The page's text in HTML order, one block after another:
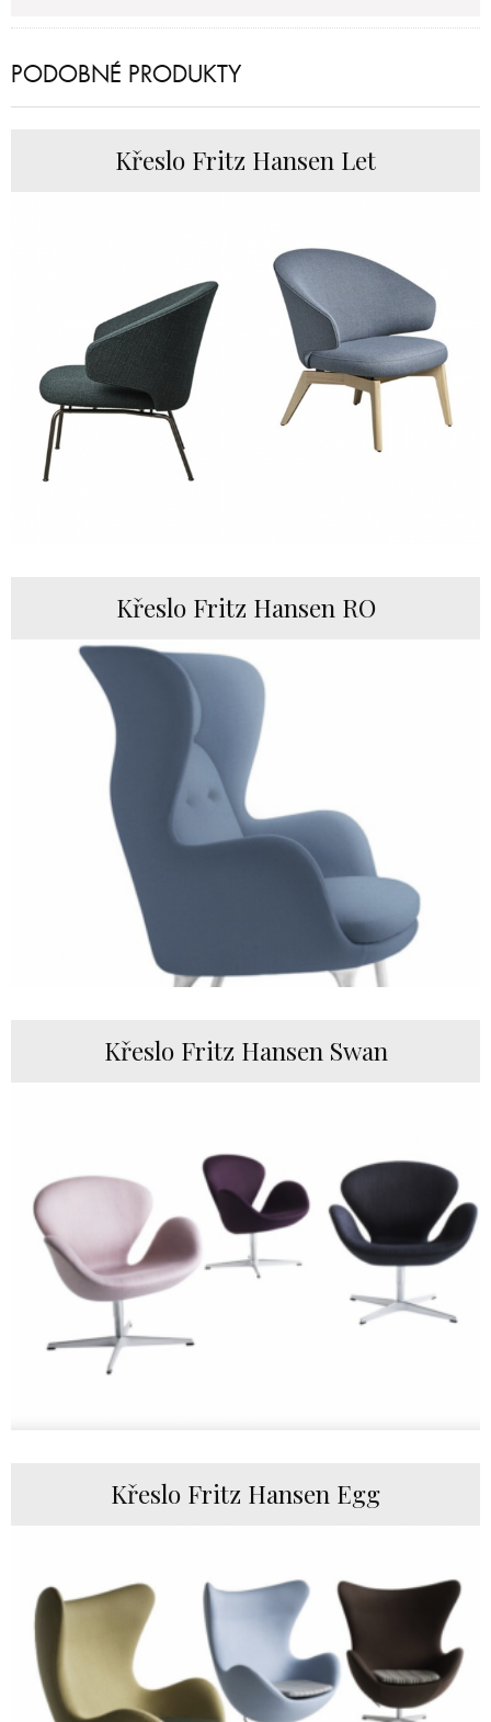
PODOBNÉ PRODUKTY
Křeslo Fritz Hansen Let
Křeslo Fritz Hansen RO
Křeslo Fritz Hansen Swan
Křeslo Fritz Hansen Egg